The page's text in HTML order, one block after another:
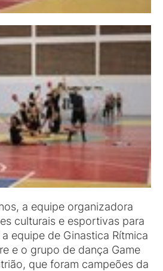
a equipe organizadora
culturais e esportivas para
equipe de Ginastica Rítmica
e o grupo de dança Game
que foram campeões da